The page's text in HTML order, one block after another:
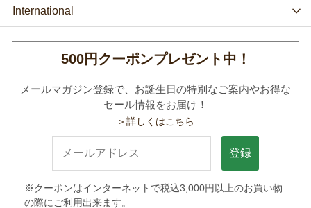
International
500円クーポンプレゼント中！
メールマガジン登録で、お誕生日の特別なご案内やお得な
セール情報をお届け！
＞詳しくはこちら
登録
※クーポンはインターネットで税込3,000円以上のお買い物
の際にご利用出来ます。